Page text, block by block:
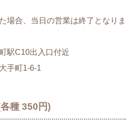
場合、当日の営業は終了となりま
駅C10出入口付近
手町1-6-1
種 350円)